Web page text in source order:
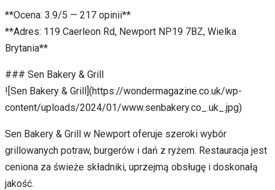
**Ocena: 3.9/5 — 217 opinii**
**Adres: 119 Caerleon Rd, Newport NP19 7BZ, Wielka
Brytania**
### Sen Bakery & Grill
![Sen Bakery & Grill](https://wondermagazine.co.uk/wp-
content/uploads/2024/01/www.senbakery.co_.uk_.jpg)
Sen Bakery & Grill w Newport oferuje szeroki wybór
grillowanych potraw, burgerów i dań z ryżem. Restauracja jest
ceniona za świeże składniki, uprzejmą obsługę i doskonałą
jakość.